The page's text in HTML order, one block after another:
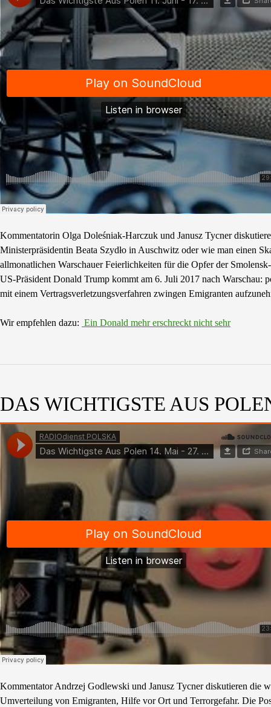
Kommentatorin Olga Doleśniak-Harczuk und Janusz Tycner
Ministerpräsidentin Beata Szydło in Auschwitz oder wie man einen
allmonatlichen Warschauer Feierlichkeiten für die Opfer der
US-Präsident Donald Trump kommt am 6. Juli 2017 nach
mit einem Vertragsverletzungsverfahren zwingen Emigranten
Wir empfehlen dazu: Ein Donald mehr erschreckt nicht sehr
DAS WICHTIGSTE AUS
Kommentator Andrzej Godlewski und Janusz Tycner diskutieren die
Umverteilung von Emigranten, Hilfe vor Ort und Terrorgefahr. Die